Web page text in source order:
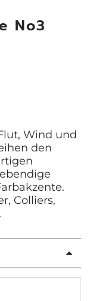
No3
Wind und
den
Colliers,